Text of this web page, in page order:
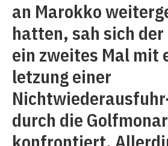
an Marokko
hatten, sah sich
ein zweites Mal mit
letzung einer
durch die